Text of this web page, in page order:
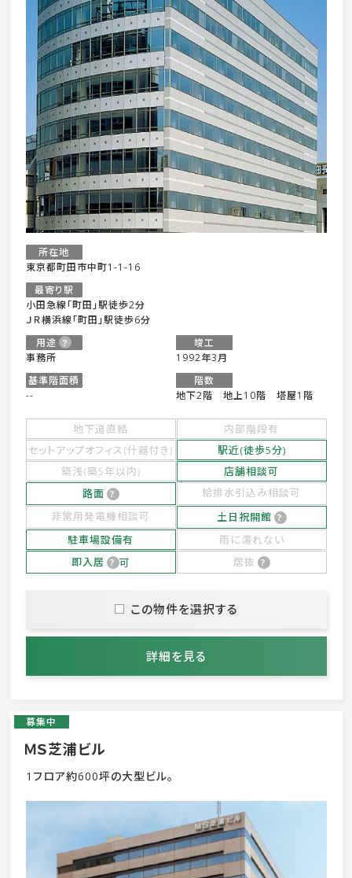
所在地
東京都町田市中町1-1-16
最寄り駅
小田急線「町田」駅徒歩2分
ＪＲ横浜線「町田」駅徒歩6分
用途
事務所
竣工
1992年3月
基準階面積
--
階数
地下2階 地上10階 塔屋1階
地下道直結
内部階段有
セットアップオフィス(什器付き)
駅近(徒歩5分)
築浅(築5年以内)
店舗相談可
路面
給排水引込み相談可
非常用発電機相談可
土日祝開館
駐車場設備有
雨に濡れない
即入居
可 居抜
この物件を選択する
詳細を見る
募集中
ＭＳ芝浦ビル
1フロア約600坪の大型ビル。